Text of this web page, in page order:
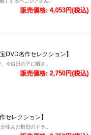
販売価格: 4,053円(税込)
DVD名作セレクション】
今白日の下に晒さ..
販売価格: 2,750円(税込)
セレクション】
生んだ鮮烈のドラ..